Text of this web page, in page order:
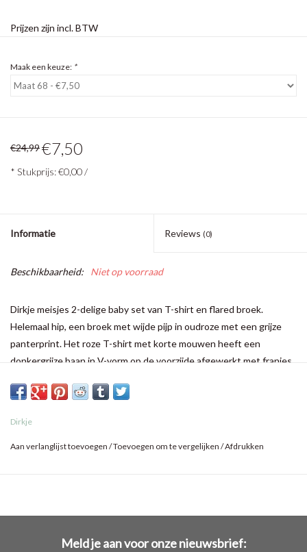
Prijzen zijn incl. BTW
Maak een keuze: *
€24,99€7,50
* Stukprijs: €0,00 /
Informatie Reviews (0)
Beschikbaarheid: Niet op voorraad
Dirkje meisjes 2-delige baby set van T-shirt en flared broek.
Helemaal hip, een broek met wijde pijp in oudroze met een grijze
panterprint. Het roze T-shirt met korte mouwen heeft een
donkergrijze baan in V-vorm op de voorzijde afgewerkt met franjes.
Dirkje
Aan verlanglijst toevoegen /Toevoegen om te vergelijken /Afdrukken
Meld je aan voor onze nieuwsbrief: